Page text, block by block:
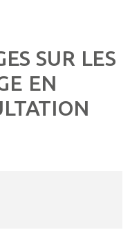
SUR LES
EN